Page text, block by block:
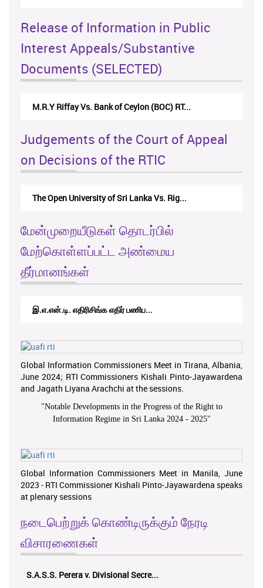
Release of Information in Public
Interest Appeals/Substantive
Documents (SELECTED)
M.R.Y Riffay Vs. Bank of Ceylon (BOC) RT...
Judgements of the Court of Appeal
on Decisions of the RTIC
The Open University of Sri Lanka Vs. Rig...
மேன்முறையீடுகள் தொடர்பில்
மேற்கொள்ளப்பட்ட அண்மைய
தீர்மானங்கள்
இ.எ.என்.டி. எதிரிசிங்க எதிர் பணிப...
Global Information Commissioners Meet in Tirana, Albania,
June 2024; RTI Commissioners Kishali Pinto-Jayawardena
and Jagath Liyana Arachchi at the sessions.
"Notable Developments in the Progress of the Right to
Information Regime in Sri Lanka 2024 - 2025"
Global Information Commissioners Meet in Manila, June
2023 - RTI Commissioner Kishali Pinto-Jayawardena speaks
at plenary sessions
நடைபெற்றுக் கொண்டிருக்கும் நேரடி
விசாரணைகள்
S.A.S.S. Perera v. Divisional Secre...